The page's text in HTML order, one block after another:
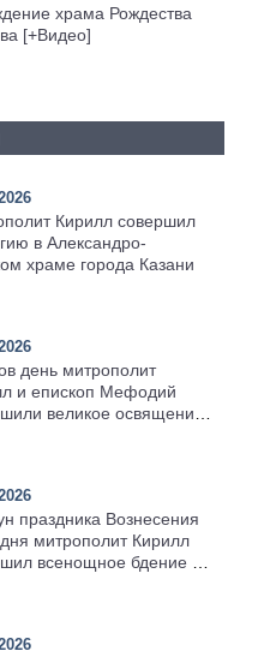
храма Рождества
[+Видео]
Кирилл совершил
в Александро-
храме города Казани
день митрополит
и епископ Мефодий
великое освящение
праздника Вознесения
митрополит Кирилл
всенощное бдение в